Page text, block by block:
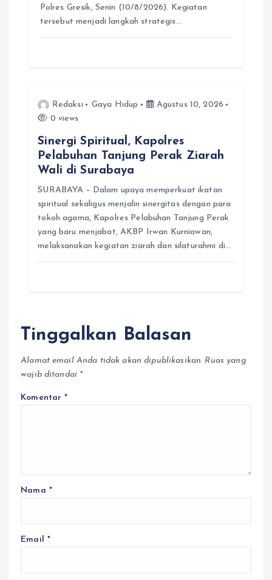
Polres Gresik, Senin (10/8/2026). Kegiatan
tersebut menjadi langkah strategis…
Redaksi Gaya Hidup
Agustus 10, 2026
0 views
Sinergi Spiritual, Kapolres
Pelabuhan Tanjung Perak Ziarah
Wali di Surabaya
SURABAYA – Dalam upaya memperkuat ikatan
spiritual sekaligus menjalin sinergitas dengan para
tokoh agama, Kapolres Pelabuhan Tanjung Perak
yang baru menjabat, AKBP Irwan Kurniawan,
melaksanakan kegiatan ziarah dan silaturahmi di…
Tinggalkan Balasan
Alamat email Anda tidak akan dipublikasikan. Ruas yang
wajib ditandai *
Komentar*
Nama *
Email *